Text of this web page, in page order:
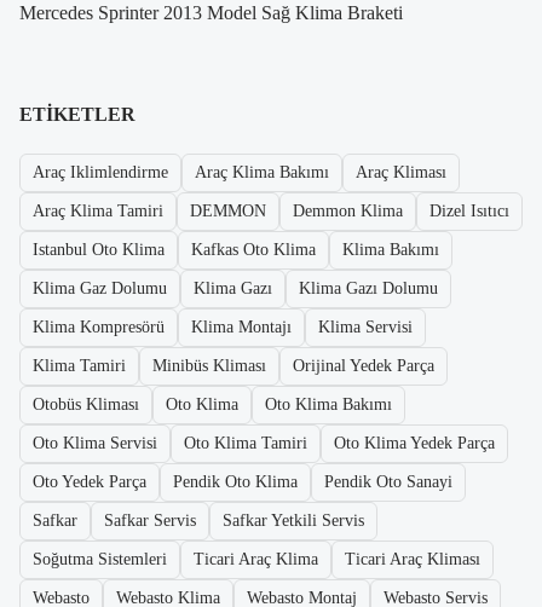
Mercedes Sprinter 2013 Model Sağ Klima Braketi
ETIKETLER
Araç Iklimlendirme Araç Klima Bakımı Araç Kliması
Araç Klima Tamiri DEMMON Demmon Klima Dizel Isıtıcı
Istanbul Oto Klima Kafkas Oto Klima Klima Bakımı
Klima Gaz Dolumu Klima Gazı Klima Gazı Dolumu
Klima Kompresörü Klima Montajı Klima Servisi
Klima Tamiri Minibüs Kliması Orijinal Yedek Parça
Otobüs Kliması Oto Klima Oto Klima Bakımı
Oto Klima Servisi Oto Klima Tamiri Oto Klima Yedek Parça
Oto Yedek Parça Pendik Oto Klima Pendik Oto Sanayi
Safkar Safkar Servis Safkar Yetkili Servis
Soğutma Sistemleri Ticari Araç Klima Ticari Araç Kliması
Webasto Webasto Klima Webasto Montaj Webasto Servis